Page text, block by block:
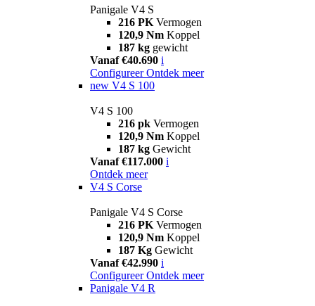
Panigale V4 S
216 PK Vermogen
120,9 Nm Koppel
187 kg gewicht
Vanaf €40.690 i
Configureer Ontdek meer
new V4 S 100
V4 S 100
216 pk Vermogen
120,9 Nm Koppel
187 kg Gewicht
Vanaf €117.000 i
Ontdek meer
V4 S Corse
Panigale V4 S Corse
216 PK Vermogen
120,9 Nm Koppel
187 Kg Gewicht
Vanaf €42.990 i
Configureer Ontdek meer
Panigale V4 R